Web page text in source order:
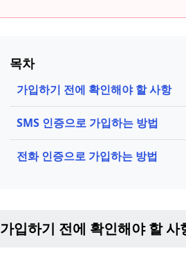
목차
가입하기 전에 확인해야 할 사항
SMS 인증으로 가입하는 방법
전화 인증으로 가입하는 방법
가입하기 전에 확인해야 할 사